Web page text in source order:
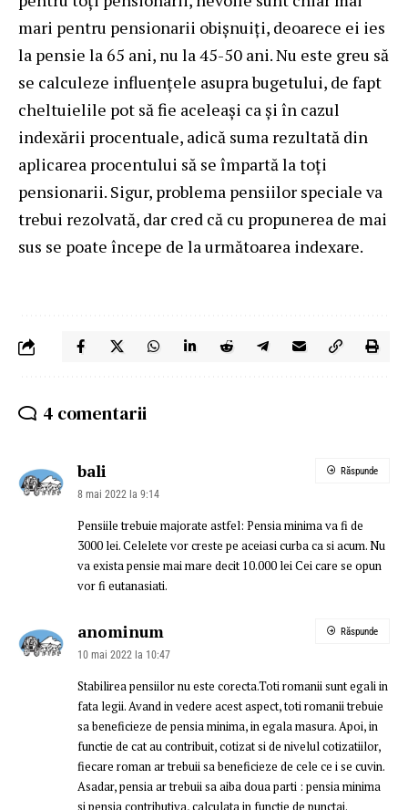
mari pentru pensionarii obișnuiți, deoarece ei ies
la pensie la 65 ani, nu la 45-50 ani. Nu este greu să
se calculeze influențele asupra bugetului, de fapt
cheltuielile pot să fie aceleași ca și în cazul
indexării procentuale, adică suma rezultată din
aplicarea procentului să se împartă la toți
pensionarii. Sigur, problema pensiilor speciale va
trebui rezolvată, dar cred că cu propunerea de mai
sus se poate începe de la următoarea indexare.
4 comentarii
bali
8 mai 2022 la 9:14
Pensiile trebuie majorate astfel: Pensia minima va fi de
3000 lei. Celelete vor creste pe aceiasi curba ca si acum. Nu
va exista pensie mai mare decit 10.000 lei Cei care se opun
vor fi eutanasiati.
Răspunde
anominum
10 mai 2022 la 10:47
Stabilirea pensiilor nu este corecta.Toti romanii sunt egali in
fata legii. Avand in vedere acest aspect, toti romanii trebuie
sa beneficieze de pensia minima, in egala masura. Apoi, in
functie de cat au contribuit, cotizat si de nivelul cotizatiilor,
fiecare roman ar trebuii sa beneficieze de cele ce i se cuvin.
Asadar, pensia ar trebuii sa aiba doua parti : pensia minima
si pensia contributiva, calculata in functie de punctaj.
Răspunde